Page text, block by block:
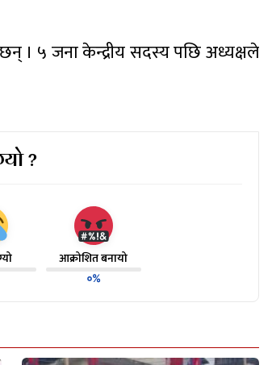
। ५ जना केन्द्रीय सदस्य पछि अध्यक्षले
?
आक्रोशित बनायो
०%